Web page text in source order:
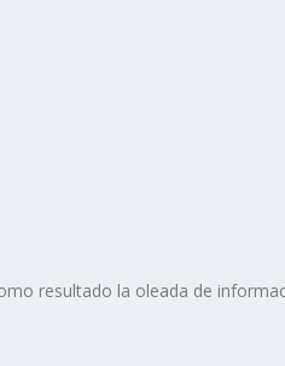
resultado la oleada de